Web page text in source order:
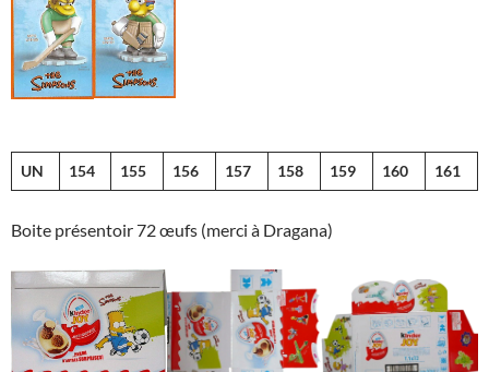
UN 154 155 156 157 158 159 160 161
Boite présentoir 72 œufs (merci à Dragana)